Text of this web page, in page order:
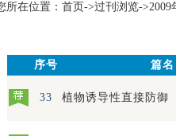
所在位置： 首页->过刊浏览->2009
序号 篇名
33 植物诱导性直接防御